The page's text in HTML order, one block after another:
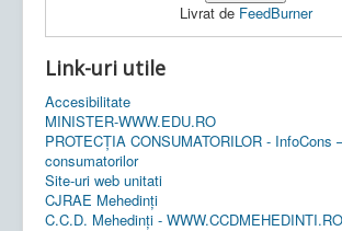
Livrat de FeedBurner
Link-uri utile
Accesibilitate
MINISTER-WWW.EDU.RO
PROTECȚIA CONSUMATORILOR - InfoCons
consumatorilor
Site-uri web unitati
CJRAE Mehedinți
C.C.D. Mehedinţi - WWW.CCDMEHEDINTI.RO